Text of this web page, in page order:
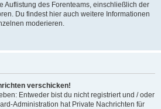
Auflistung des Forenteams, einschließlich der
Du findest hier auch weitere Informationen
moderieren.
verschicken!
Entweder bist du nicht registriert und / oder
Administration hat Private Nachrichten für